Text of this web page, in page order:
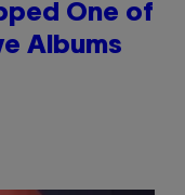
One of
Albums